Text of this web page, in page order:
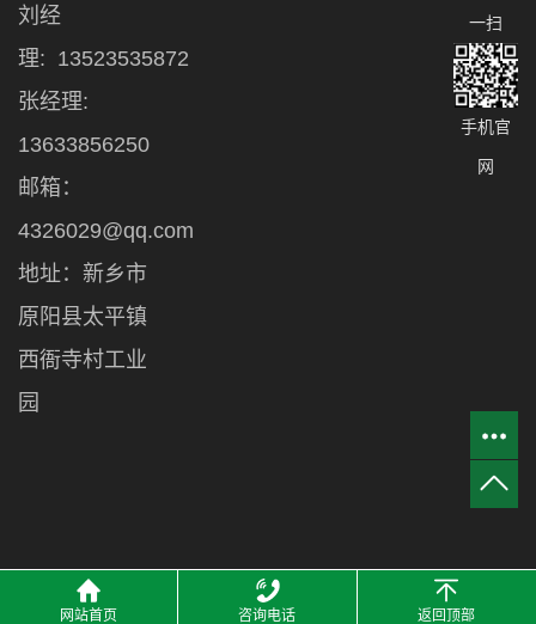
刘经
理: 13523535872
张经理:
13633856250
邮箱：
4326029@qq.com
地址：新乡市
原阳县太平镇
西衙寺村工业
园
一扫
手机官
网
网站首页 咨询电话 返回顶部